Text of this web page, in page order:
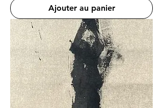
Ajouter au panier